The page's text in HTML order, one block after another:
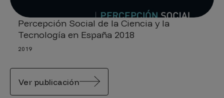
Percepción Social de la Ciencia y la
Tecnología en España 2018
2019
Ver publicación